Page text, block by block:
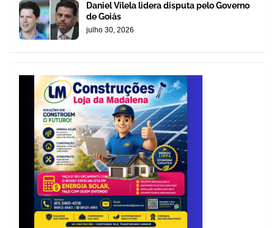
Daniel Vilela lidera disputa pelo Governo
de Goiás
julho 30, 2026